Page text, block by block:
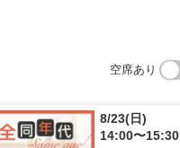
空席あり
8/23(日)
14:00〜15:30